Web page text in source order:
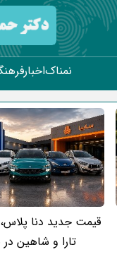
نمناکاخبار
تارا و شاهین در